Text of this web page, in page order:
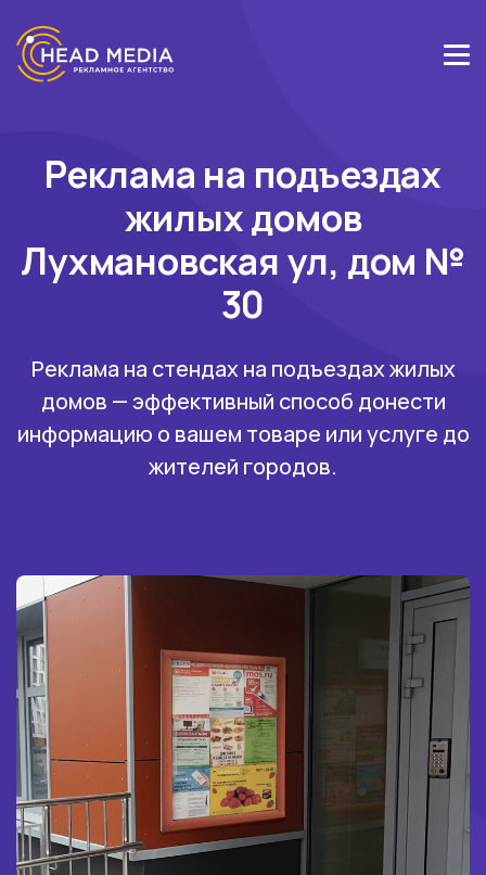
Реклама на подъездах
жилых домов
Лухмановская ул, дом №
30
Реклама на стендах на подъездах жилых
домов — эффективный способ донести
информацию о вашем товаре или услуге до
жителей городов.